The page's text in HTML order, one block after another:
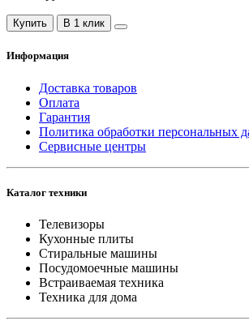
Купить В 1 клик
Информация
Доставка товаров
Оплата
Гарантия
Политика обработки персональных
Сервисные центры
Каталог техники
Телевизоры
Кухонные плиты
Стиральные машины
Посудомоечные машины
Встраиваемая техника
Техника для дома